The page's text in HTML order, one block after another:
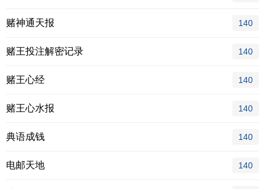
赌神通天报 140
赌王投注解密记录 140
赌王心经 140
赌王心水报 140
典语成钱 140
电邮天地 140